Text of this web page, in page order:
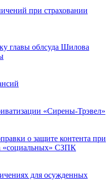
при страховании
главы облсуда Шилова
«Сирены-Трэвел»
о защите контента при
«социальных» СЗПК
для осужденных